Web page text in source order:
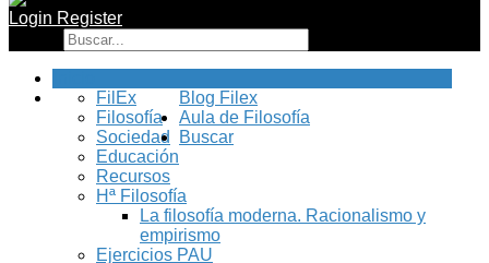
Login Register
Blog Filex
FilEx
Filosofía
Sociedad
Educación
Recursos
Aula de Filosofía
Hª Filosofía
La filosofía moderna. Racionalismo y
empirismo
Ejercicios PAU
Buscar